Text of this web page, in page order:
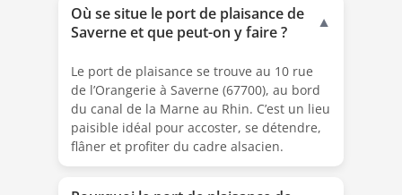
Où se situe le port de plaisance de
Saverne et que peut-on y faire ?
▼
Le port de plaisance se trouve au 10 rue
de l’Orangerie à Saverne (67700), au bord
du canal de la Marne au Rhin. C’est un lieu
paisible idéal pour accoster, se détendre,
flâner et profiter du cadre alsacien.